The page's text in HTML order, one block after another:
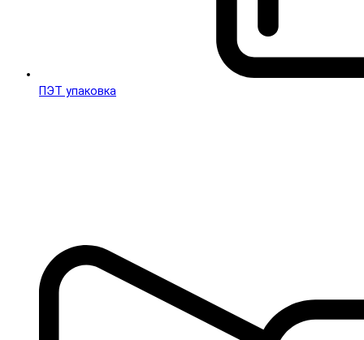
ПЭТ упаковка